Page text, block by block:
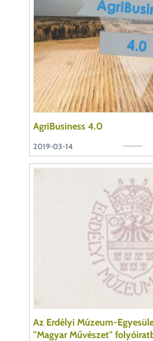
AgriBusiness 4.0
2019-03-14
Az Erdélyi Múzeum-
"Magyar Művészet"